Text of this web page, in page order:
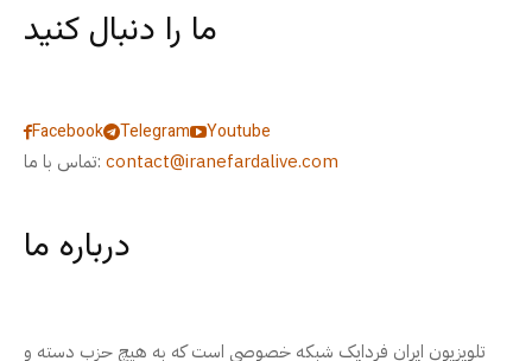
ما را دنبال کنید
Facebook Telegram
Youtube
تماس با ما: contact@iranefardalive.com
درباره ما
تلویزیون ایران فردایک شبکه خصوصی است که به هیچ حزب دسته و